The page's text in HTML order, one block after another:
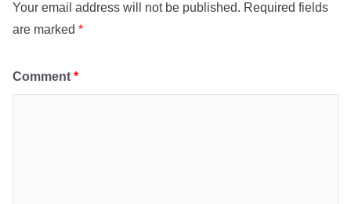
Your email address will not be published. Required fields
are marked *
Comment *